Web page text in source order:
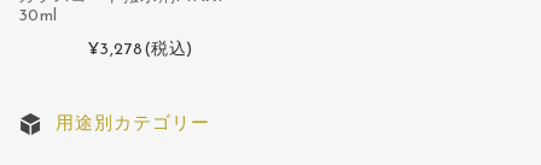
30ml
¥3,278 (税込)
用途別カテゴリー